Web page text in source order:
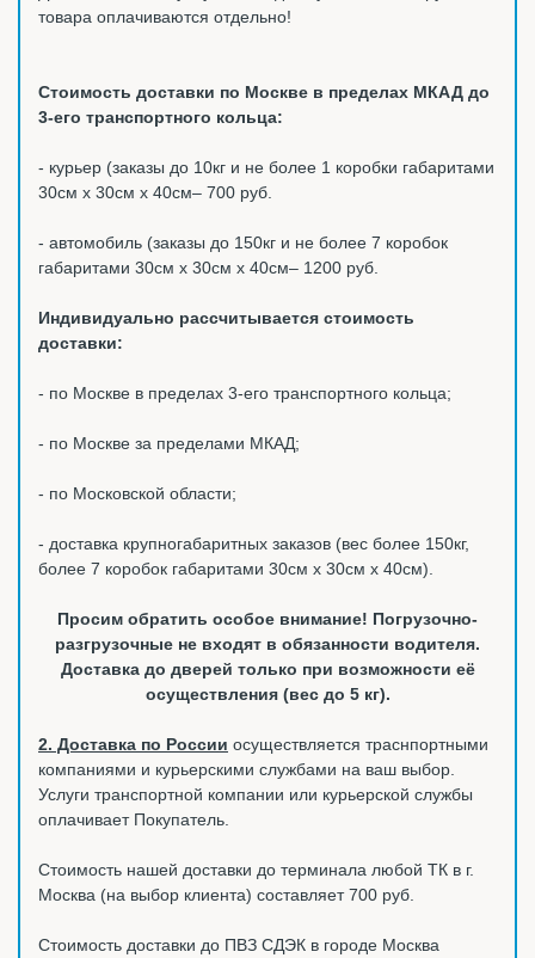
товара оплачиваются отдельно!
Стоимость доставки по Москве в пределах МКАД до
3-его транспортного кольца:
- курьер (заказы до 10кг и не более 1 коробки габаритами
30см х 30см х 40см– 700 руб.
- автомобиль (заказы до 150кг и не более 7 коробок
габаритами 30см х 30см х 40см– 1200 руб.
Индивидуально рассчитывается стоимость
доставки:
- по Москве в пределах 3-его транспортного кольца;
- по Москве за пределами МКАД;
- по Московской области;
- доставка крупногабаритных заказов (вес более 150кг,
более 7 коробок габаритами 30см х 30см х 40см).
Просим обратить особое внимание! Погрузочно-
разгрузочные не входят в обязанности водителя.
Доставка до дверей только при возможности её
осуществления (вес до 5 кг).
2. Доставка по России осуществляется траснпортными
компаниями и курьерскими службами на ваш выбор.
Услуги транспортной компании или курьерской службы
оплачивает Покупатель.
Стоимость нашей доставки до терминала любой ТК в г.
Москва (на выбор клиента) составляет 700 руб.
Стоимость доставки до ПВЗ СДЭК в городе Москва